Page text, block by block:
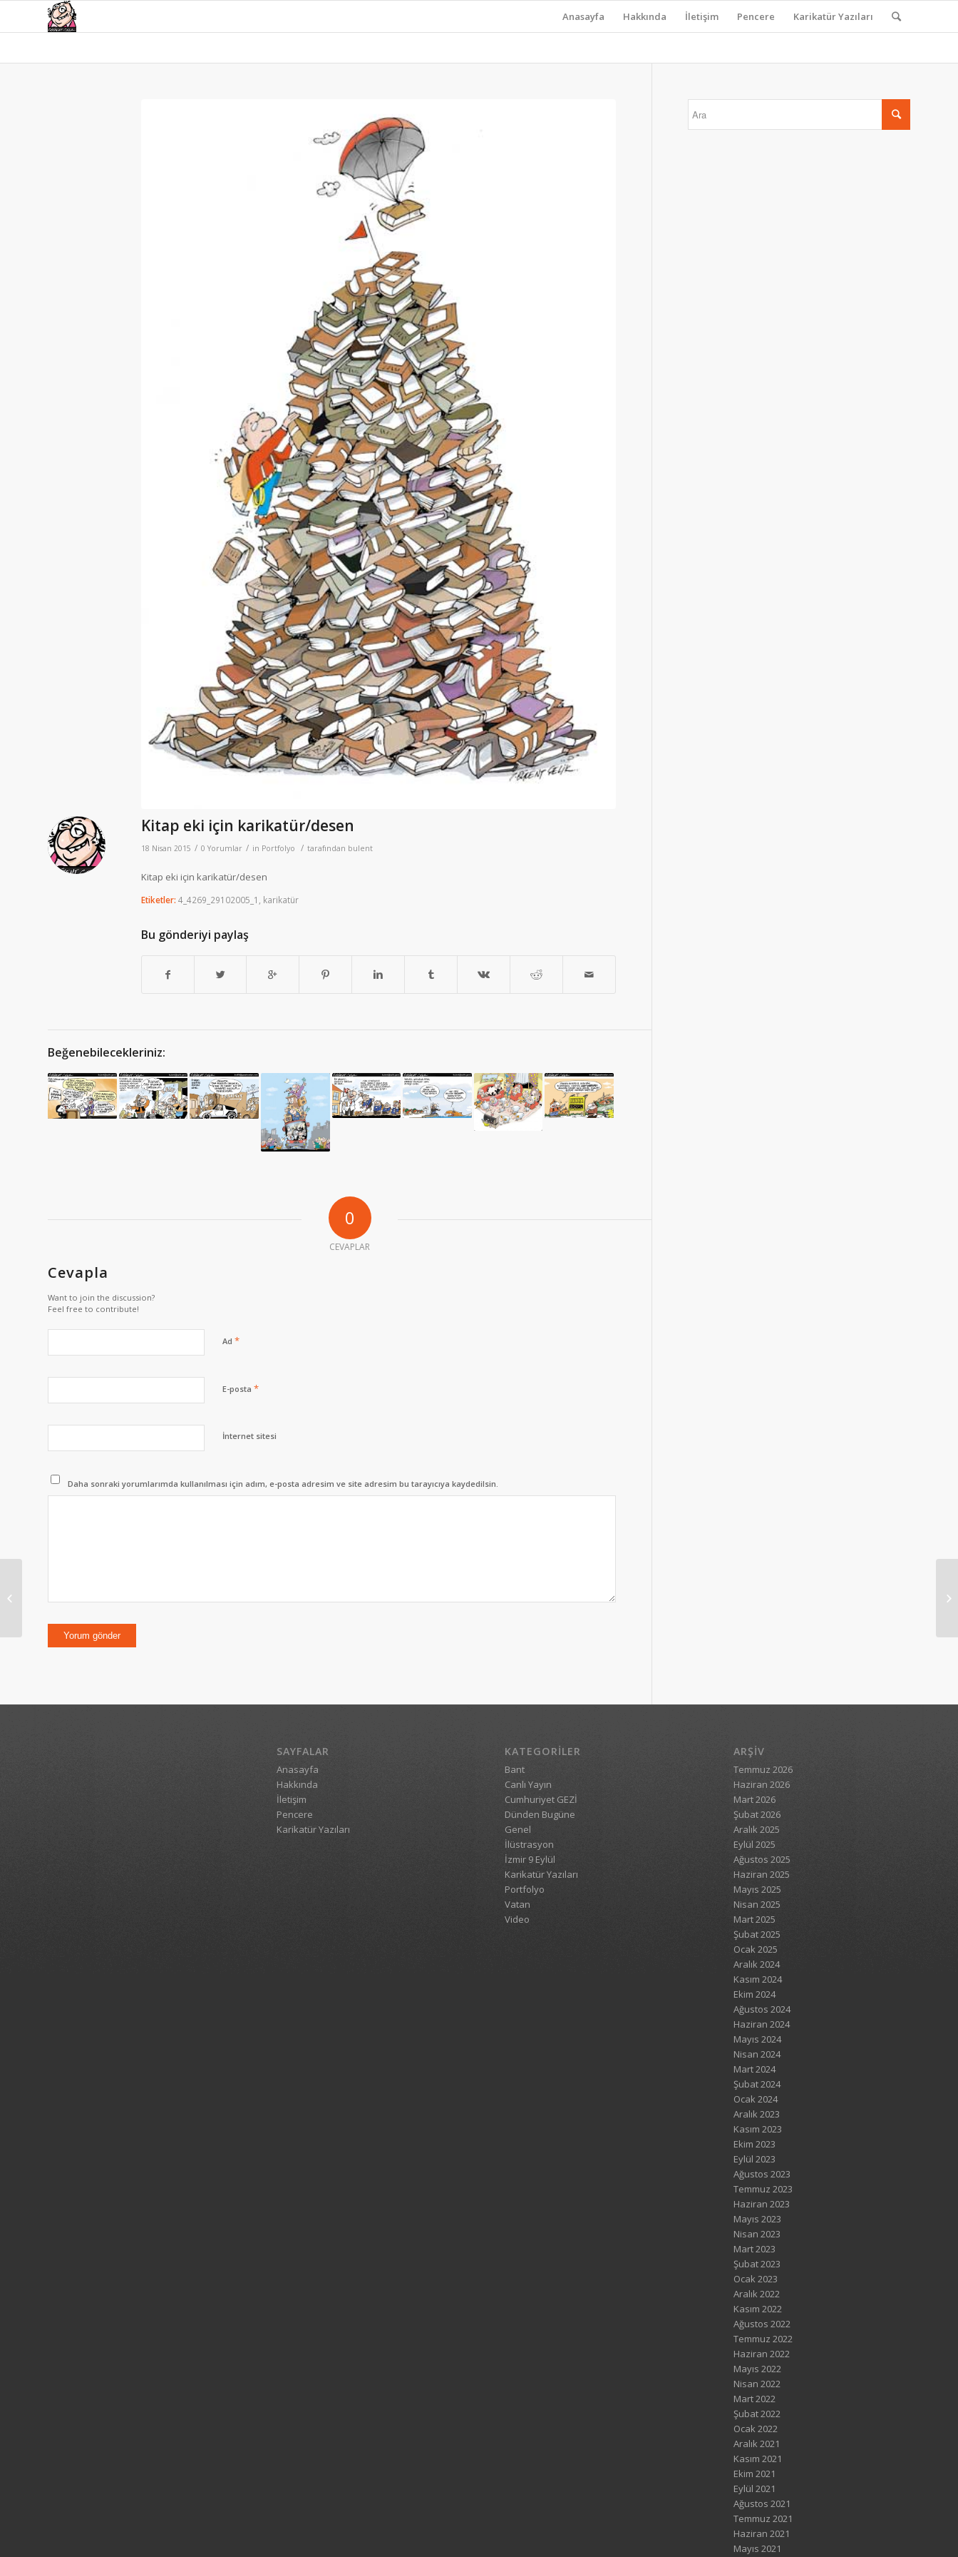
Anasayfa Hakkında İletişim Pencere Karikatür Yazıları
Kitap eki için karikatür/desen
18 Nisan 2015 / 0 Yorumlar / in Portfolyo / tarafından bulent
Kitap eki için karikatür/desen
Etiketler: 4_4269_29102005_1 karikatür
Bu gönderiyi paylaş
Beğenebilecekleriniz:
0
CEVAPLAR
Cevapla
Want to join the discussion?
Feel free to contribute!
Ad *
E-posta *
İnternet sitesi
Daha sonraki yorumlarımda kullanılması için adım, e-posta adresim ve site adresim bu tarayıcıya kaydedilsin.
SAYFALAR
Anasayfa
Hakkında
İletişim
Pencere
Karikatür Yazıları
KATEGORILER
Bant
Canlı Yayın
Cumhuriyet GEZİ
Dünden Bugüne
Genel
İlüstrasyon
İzmir 9 Eylül
Karikatür Yazıları
Portfolyo
Vatan
Video
ARŞIV
Temmuz 2026
Haziran 2026
Mart 2026
Şubat 2026
Aralık 2025
Eylül 2025
Ağustos 2025
Haziran 2025
Mayıs 2025
Nisan 2025
Mart 2025
Şubat 2025
Ocak 2025
Aralık 2024
Kasım 2024
Ekim 2024
Ağustos 2024
Haziran 2024
Mayıs 2024
Nisan 2024
Mart 2024
Şubat 2024
Ocak 2024
Aralık 2023
Kasım 2023
Ekim 2023
Eylül 2023
Ağustos 2023
Temmuz 2023
Haziran 2023
Mayıs 2023
Nisan 2023
Mart 2023
Şubat 2023
Ocak 2023
Aralık 2022
Kasım 2022
Ağustos 2022
Temmuz 2022
Haziran 2022
Mayıs 2022
Nisan 2022
Mart 2022
Şubat 2022
Ocak 2022
Aralık 2021
Kasım 2021
Ekim 2021
Eylül 2021
Ağustos 2021
Temmuz 2021
Haziran 2021
Mayıs 2021
Folklörü